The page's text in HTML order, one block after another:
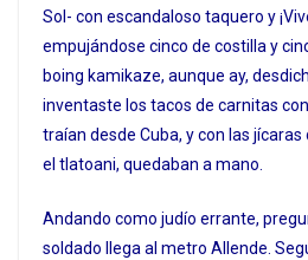
Sol- con escandaloso taquero y
empujándose cinco de costilla y
boing kamikaze, aunque ay,
inventaste los tacos de carnitas
traían desde Cuba, y con las
el tlatoani, quedaban a mano.
Andando como judío errante,
soldado llega al metro Allende.